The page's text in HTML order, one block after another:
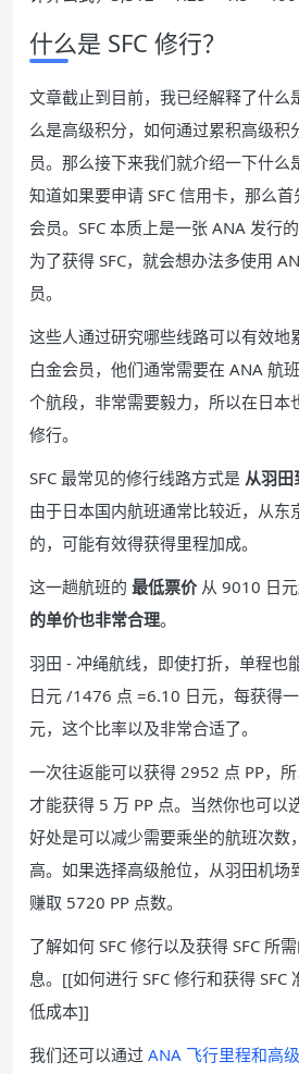
什么是 SFC 修行？
文章截止到目前，我已经解释了什么
么是高级积分，如何通过累积高级积
员。那么接下来我们就介绍一下什么
知道如果要申请 SFC 信用卡，那么
会员。SFC 本质上是一张 ANA 发行
为了获得 SFC，就会想办法多使用
员。
这些人通过研究哪些线路可以有效地
白金会员，他们通常需要在 ANA 航
个航段，非常需要毅力，所以在日本
修行。
SFC 最常见的修行线路方式是 从羽田
由于日本国内航班通常比较近，从东
的，可能有效得获得里程加成。
这一趟航班的 最低票价 从 9010 日元
的单价也非常合理。
羽田 - 冲绳航线，即使打折，单程也
日元 /1476 点 =6.10 日元，每获得
元，这个比率以及非常合适了。
一次往返能可以获得 2952 点 PP，
才能获得 5 万 PP 点。当然你也可以
好处是可以减少需要乘坐的航班次数
高。如果选择高级舱位，从羽田机场
赚取 5720 PP 点数。
了解如何 SFC 修行以及获得 SFC 所
息。[[如何进行 SFC 修行和获得 SFC
低成本]]
我们还可以通过 ANA 飞行里程和高